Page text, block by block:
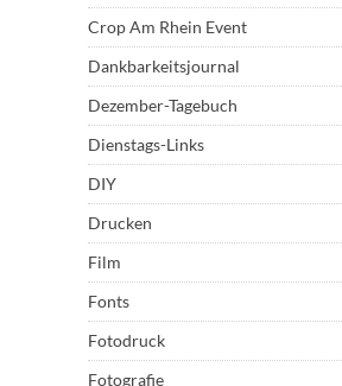
Crop Am Rhein Event
Dankbarkeitsjournal
Dezember-Tagebuch
Dienstags-Links
DIY
Drucken
Film
Fonts
Fotodruck
Fotografie